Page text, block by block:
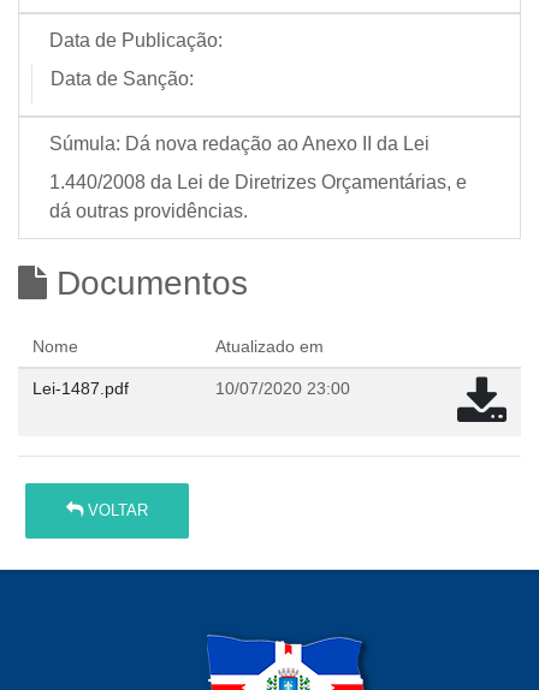
Data de Publicação:
Data de Sanção:
Súmula: Dá nova redação ao Anexo II da Lei
1.440/2008 da Lei de Diretrizes Orçamentárias, e
dá outras providências.
Documentos
Nome Atualizado em
Lei-1487.pdf 10/07/2020 23:00
VOLTAR